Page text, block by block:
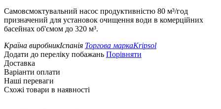
Самовсмоктувальний насос продуктивністю 80 м³/год
призначений для установок очищення води в комерційних
басейнах об'ємом до 320 м³.
Країна виробникІспанія Торгова маркаKripsol
Додати до переліку побажань Порівняти
Доставка
Варіанти оплати
Наші переваги
Схожі товари в наявності